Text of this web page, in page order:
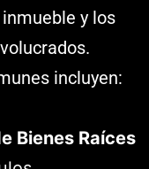
y los
incluyen:
Bienes Raíces